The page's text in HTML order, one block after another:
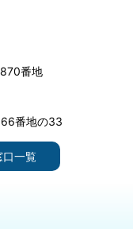
番地
番地の33
口一覧